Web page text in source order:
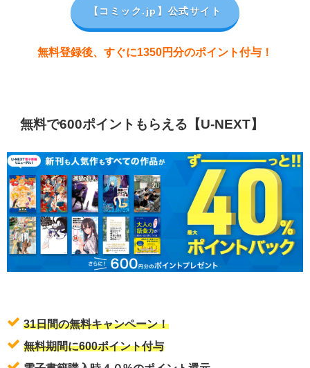
【コミック.jp 】公式サイト
無料登録後、すぐに1350円分のポイント付与！
無料で600ポイントもらえる【U-NEXT】
31日間の無料キャンペーン！
無料期間に600ポイント付与